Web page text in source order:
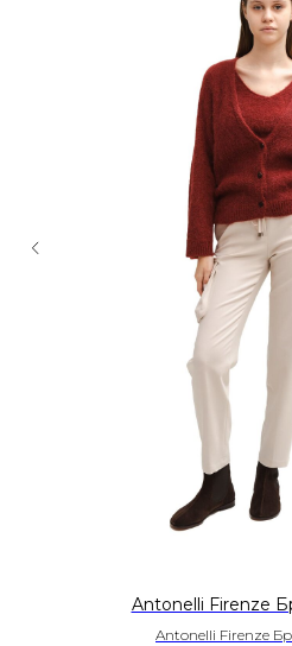
Antonelli Firenze
Antonelli Firenze